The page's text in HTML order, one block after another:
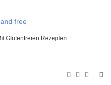
Glutenfreien Rezepten